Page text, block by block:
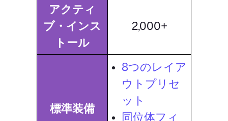
アクティ
ブ・インス
トール
2,000+
標準装備
8つのレイア
ウトプリセ
ット
同位体フィ